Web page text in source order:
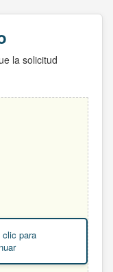
la solicitud
clic para